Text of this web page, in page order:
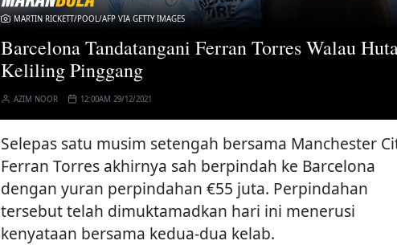
MARTIN RICKETT/POOL/AFP VIA GETTY IMAGES
Barcelona Tandatangani Ferran Torres Walau
Keliling Pinggang
AZIM NOOR 12:00AM 29/12/2021
Selepas satu musim setengah bersama Manchester
Ferran Torres akhirnya sah berpindah ke Barcelona
dengan yuran perpindahan €55 juta. Perpindahan
tersebut telah dimuktamadkan hari ini menerusi
kenyataan bersama kedua-dua kelab.